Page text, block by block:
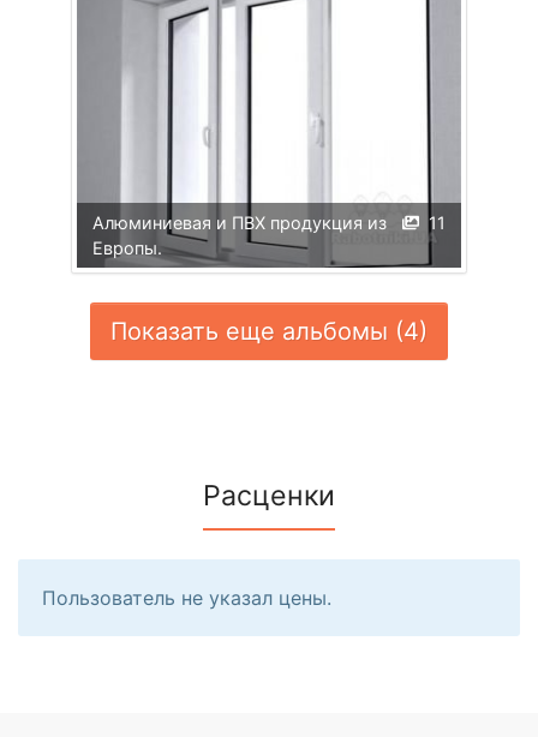
11
Алюминиевая и ПВХ продукция из
Европы.
Показать еще альбомы (4)
Расценки
Пользователь не указал цены.